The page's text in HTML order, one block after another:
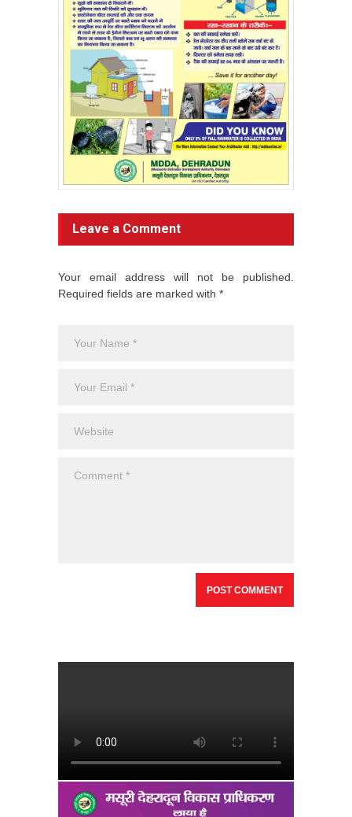
Leave a Comment
Your email address will not be published.
Required fields are marked with *